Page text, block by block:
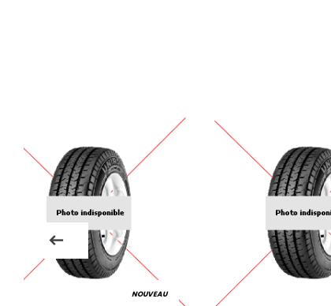
NOUVEAU